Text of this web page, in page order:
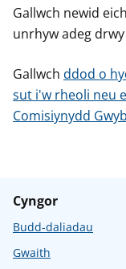
Gallwch newid
unrhyw adeg
Gallwch ddod o
sut i'w rheoli neu
Comisiynydd
Cyngor
Budd-daliadau
Gwaith